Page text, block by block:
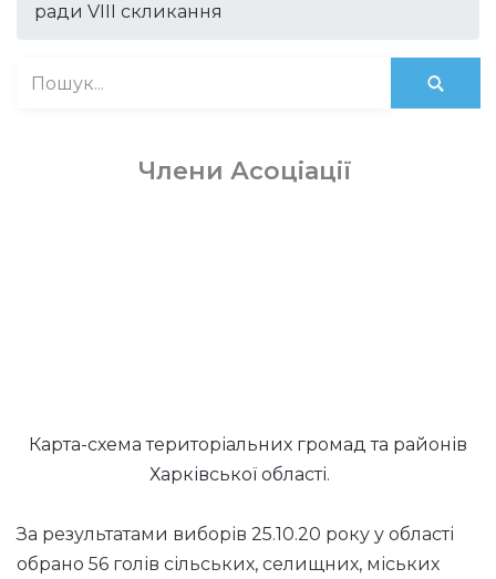
ради VIIІ скликання
Члени Асоціації
Карта-схема територіальних громад та районів
Харківської області.
За результатами виборів 25.10.20 року у області
обрано 56 голів сільських, селищних, міських